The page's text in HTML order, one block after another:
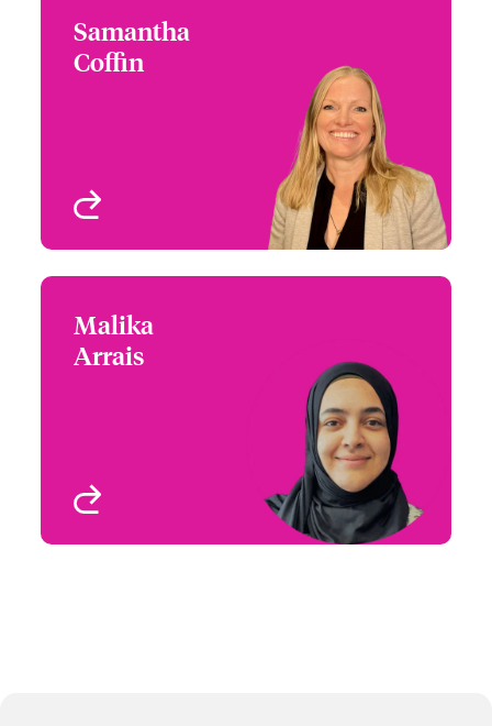
Samantha
Coffin
Claims Focus Group
Leader - International
Small Business and
Delegated
London, UK
+44 (0)20 7674 7117
Malika
Arrais
Digital Service Assistant
Birmingham, UK
+44 (1)21 393 3109